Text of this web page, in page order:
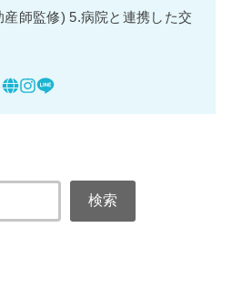
師監修) 5.病院と連携した交
検索